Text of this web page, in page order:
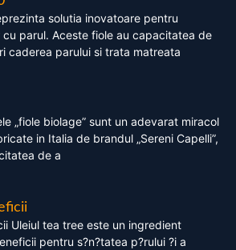
solutia inovatoare pentru
parul. Aceste fiole au capacitatea de
caderea parului si trata matreata
„fiole biolage” sunt un adevarat miracol
in Italia de brandul „Sereni Capelli”,
de a
Uleiul tea tree este un ingredient
pentru s?n?tatea p?rului ?i a